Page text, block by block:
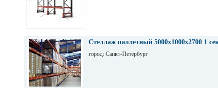
Стеллаж паллетный 5000х1000х2700 1
город: Санкт-Петербург